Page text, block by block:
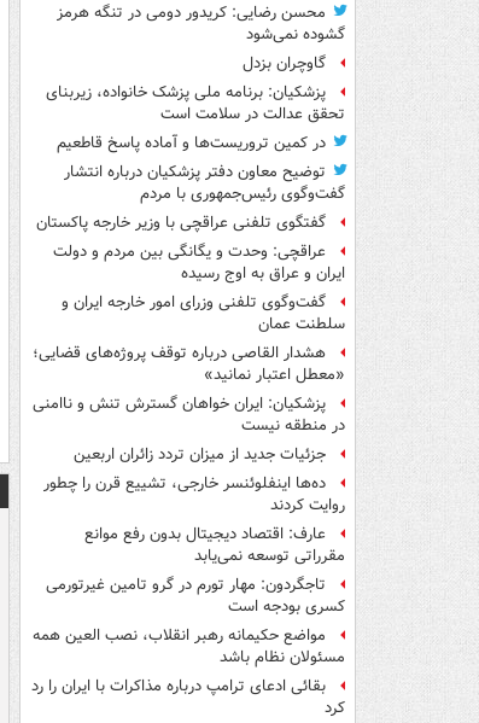
محسن رضایی: کریدور دومی در تنگه هرمز
گشوده نمی‌شود
گاوچران بزدل
پزشکیان: برنامه ملی پزشک خانواده، زیربنای
تحقق عدالت در سلامت است
در کمین تروریست‌ها و آماده پاسخ قاطعیم
توضیح معاون دفتر پزشکیان درباره انتشار
گفت‌وگوی رئیس‌جمهوری با مردم
گفتگوی تلفنی عراقچی با وزیر خارجه پاکستان
عراقچی: وحدت و یگانگی بین مردم و دولت
ایران و عراق به اوج رسیده
گفت‌وگوی تلفنی وزرای امور خارجه ایران و
سلطنت عمان
هشدار القاصی درباره توقف پروژه‌های قضایی؛
«معطل اعتبار نمانید»
پزشکیان: ایران خواهان گسترش تنش و ناامنی
در منطقه نیست
جزئیات جدید از میزان تردد زائران اربعین
ده‌ها اینفلوئنسر خارجی، تشییع قرن را چطور
روایت کردند
عارف: اقتصاد دیجیتال بدون رفع موانع
مقرراتی توسعه نمی‌یابد
تاجگردون: مهار تورم در گرو تامین غیرتورمی
کسری بودجه است
مواضع حکیمانه رهبر انقلاب، نصب العین همه
مسئولان نظام باشد
بقائی ادعای ترامپ درباره مذاکرات با ایران را رد
کرد